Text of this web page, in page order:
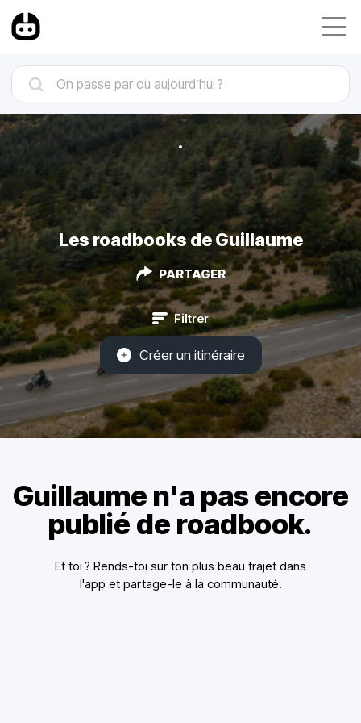
Les roadbooks de Guillaume
PARTAGER
Filtrer
Créer un itinéraire
Guillaume n'a pas encore
publié de roadbook.
Et toi ? Rends-toi sur ton plus beau trajet dans
l'app et partage-le à la communauté.